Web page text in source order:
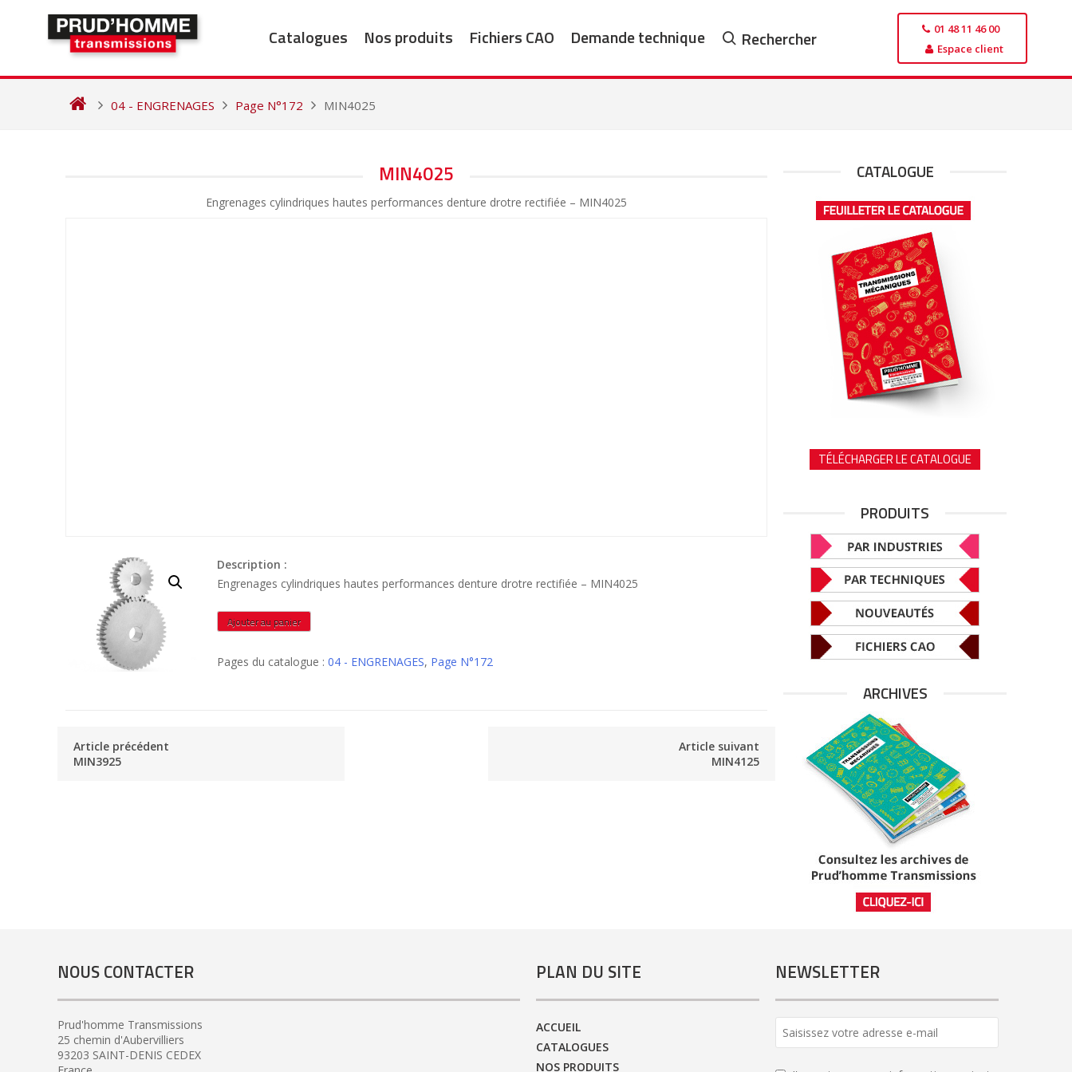
Catalogues Nos produits Fichiers CAO Demande technique Rechercher
01 48 11 46 00
Espace client
04 - ENGRENAGES Page N°172 MIN4025
MIN4025
Engrenages cylindriques hautes performances denture drotre rectifiée – MIN4025
Description :
Engrenages cylindriques hautes performances denture drotre rectifiée – MIN4025
quantité
de
Ajouter au panier
Pages du catalogue : 04 - ENGRENAGES, Page N°172
Article précédent
MIN3925
Article suivant
MIN4125
CATALOGUE
TÉLÉCHARGER LE CATALOGUE
PRODUITS
ARCHIVES
NOUS CONTACTER
Prud'homme Transmissions
25 chemin d'Aubervilliers
93203 SAINT-DENIS CEDEX
PLAN DU SITE
ACCUEIL
CATALOGUES
NOS PRODUITS
NEWSLETTER